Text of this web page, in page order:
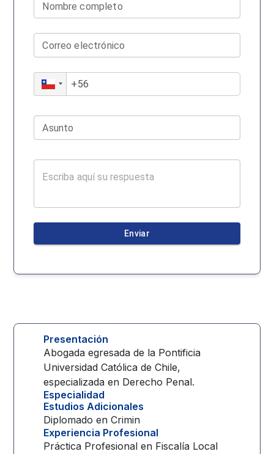
Nombre completo
Correo electrónico
Asunto
Enviar
Presentación
Abogada egresada de la Pontificia
Universidad Católica de Chile,
especializada en Derecho Penal.
Especialidad
Estudios Adicionales
Diplomado en Crimin
Experiencia Profesional
Práctica Profesional en Fiscalía Local